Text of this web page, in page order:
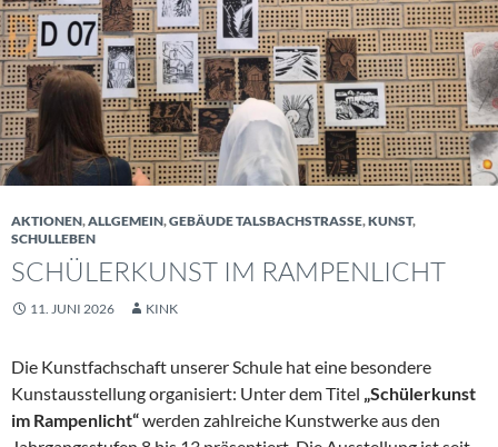
AKTIONEN,ALLGEMEIN,GEBÄUDE TALSBACHSTRASSE ,KUNST,
SCHULLEBEN
SCHÜLERKUNST IM RAMPENLICHT
11. JUNI 2026 KINK
Die Kunstfachschaft unserer Schule hat eine besondere
Kunstausstellung organisiert: Unter dem Titel „Schülerkunst
im Rampenlicht“werden zahlreiche Kunstwerke aus den